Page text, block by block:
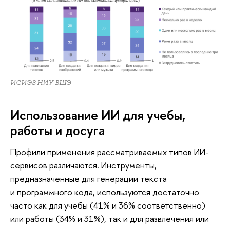
ИСИЭЗ НИУ ВШЭ
Использование ИИ для учебы,
работы и досуга
Профили применения рассматриваемых типов ИИ-
сервисов различаются. Инструменты,
предназначенные для генерации текста
и программного кода, используются достаточно
часто как для учебы (41% и 36% соответственно)
или работы (34% и 31%), так и для развлечения или